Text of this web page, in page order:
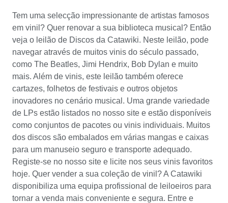
Tem uma selecção impressionante de artistas famosos
em vinil? Quer renovar a sua biblioteca musical? Então
veja o leilão de Discos da Catawiki. Neste leilão, pode
navegar através de muitos vinis do século passado,
como The Beatles, Jimi Hendrix, Bob Dylan e muito
mais. Além de vinis, este leilão também oferece
cartazes, folhetos de festivais e outros objetos
inovadores no cenário musical. Uma grande variedade
de LPs estão listados no nosso site e estão disponíveis
como conjuntos de pacotes ou vinis individuais. Muitos
dos discos são embalados em várias mangas e caixas
para um manuseio seguro e transporte adequado.
Registe-se no nosso site e licite nos seus vinis favoritos
hoje. Quer vender a sua coleção de vinil? A Catawiki
disponibiliza uma equipa profissional de leiloeiros para
tornar a venda mais conveniente e segura. Entre e